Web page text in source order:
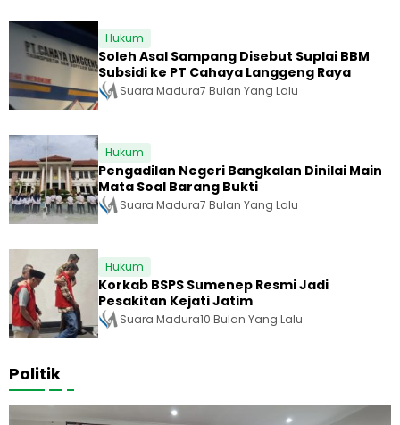
Hukum
Soleh Asal Sampang Disebut Suplai BBM
Subsidi ke PT Cahaya Langgeng Raya
Suara Madura7 Bulan Yang Lalu
Hukum
Pengadilan Negeri Bangkalan Dinilai Main
Mata Soal Barang Bukti
Suara Madura7 Bulan Yang Lalu
Hukum
Korkab BSPS Sumenep Resmi Jadi
Pesakitan Kejati Jatim
Suara Madura10 Bulan Yang Lalu
Politik